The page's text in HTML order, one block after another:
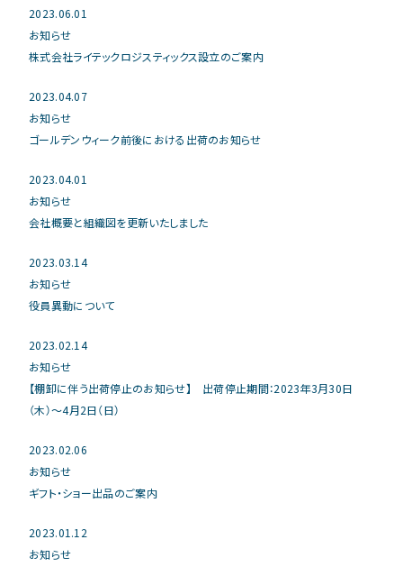
2023.06.01
お知らせ
株式会社ライテックロジスティックス設立のご案内
2023.04.07
お知らせ
ゴールデンウィーク前後における出荷のお知らせ
2023.04.01
お知らせ
会社概要と組織図を更新いたしました
2023.03.14
お知らせ
役員異動について
2023.02.14
お知らせ
【棚卸に伴う出荷停止のお知らせ】 出荷停止期間：2023年3月30日
（木）～4月2日（日）
2023.02.06
お知らせ
ギフト・ショー出品のご案内
2023.01.12
お知らせ